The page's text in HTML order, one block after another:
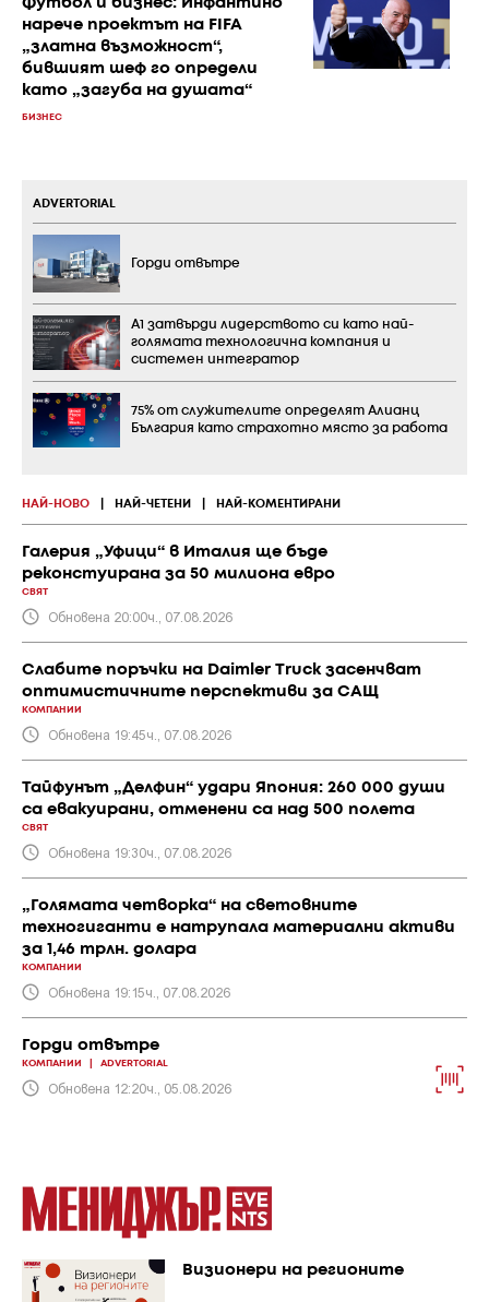
Футбол и бизнес: Инфантино
нарече проектът на FIFA
„златна възможност“,
бившият шеф го определи
като „загуба на душата“
БИЗНЕС
НАЙ-НОВО НАЙ-ЧЕТЕНИ НАЙ-КОМЕНТИРАНИ
Галерия „Уфици“ в Италия ще бъде
реконстуирана за 50 милиона евро
СВЯТ
Обновена 20:00ч., 07.08.2026
Слабите поръчки на Daimler Truck засенчват
оптимистичните перспективи за САЩ
КОМПАНИИ
Обновена 19:45ч., 07.08.2026
Тайфунът „Делфин“ удари Япония: 260 000 души
са евакуирани, отменени са над 500 полета
СВЯТ
Обновена 19:30ч., 07.08.2026
„Голямата четворка“ на световните
техногиганти е натрупала материални активи
за 1,46 трлн. долара
КОМПАНИИ
Обновена 19:15ч., 07.08.2026
Горди отвътре
КОМПАНИИ ADVERTORIAL
Обновена 12:20ч., 05.08.2026
ADVERTORIAL
Горди отвътре
А1 затвърди лидерството си като най-
голямата технологична компания и
системен интегратор
75% от служителите определят Алианц
България като страхотно място за работа
Визионери на регионите